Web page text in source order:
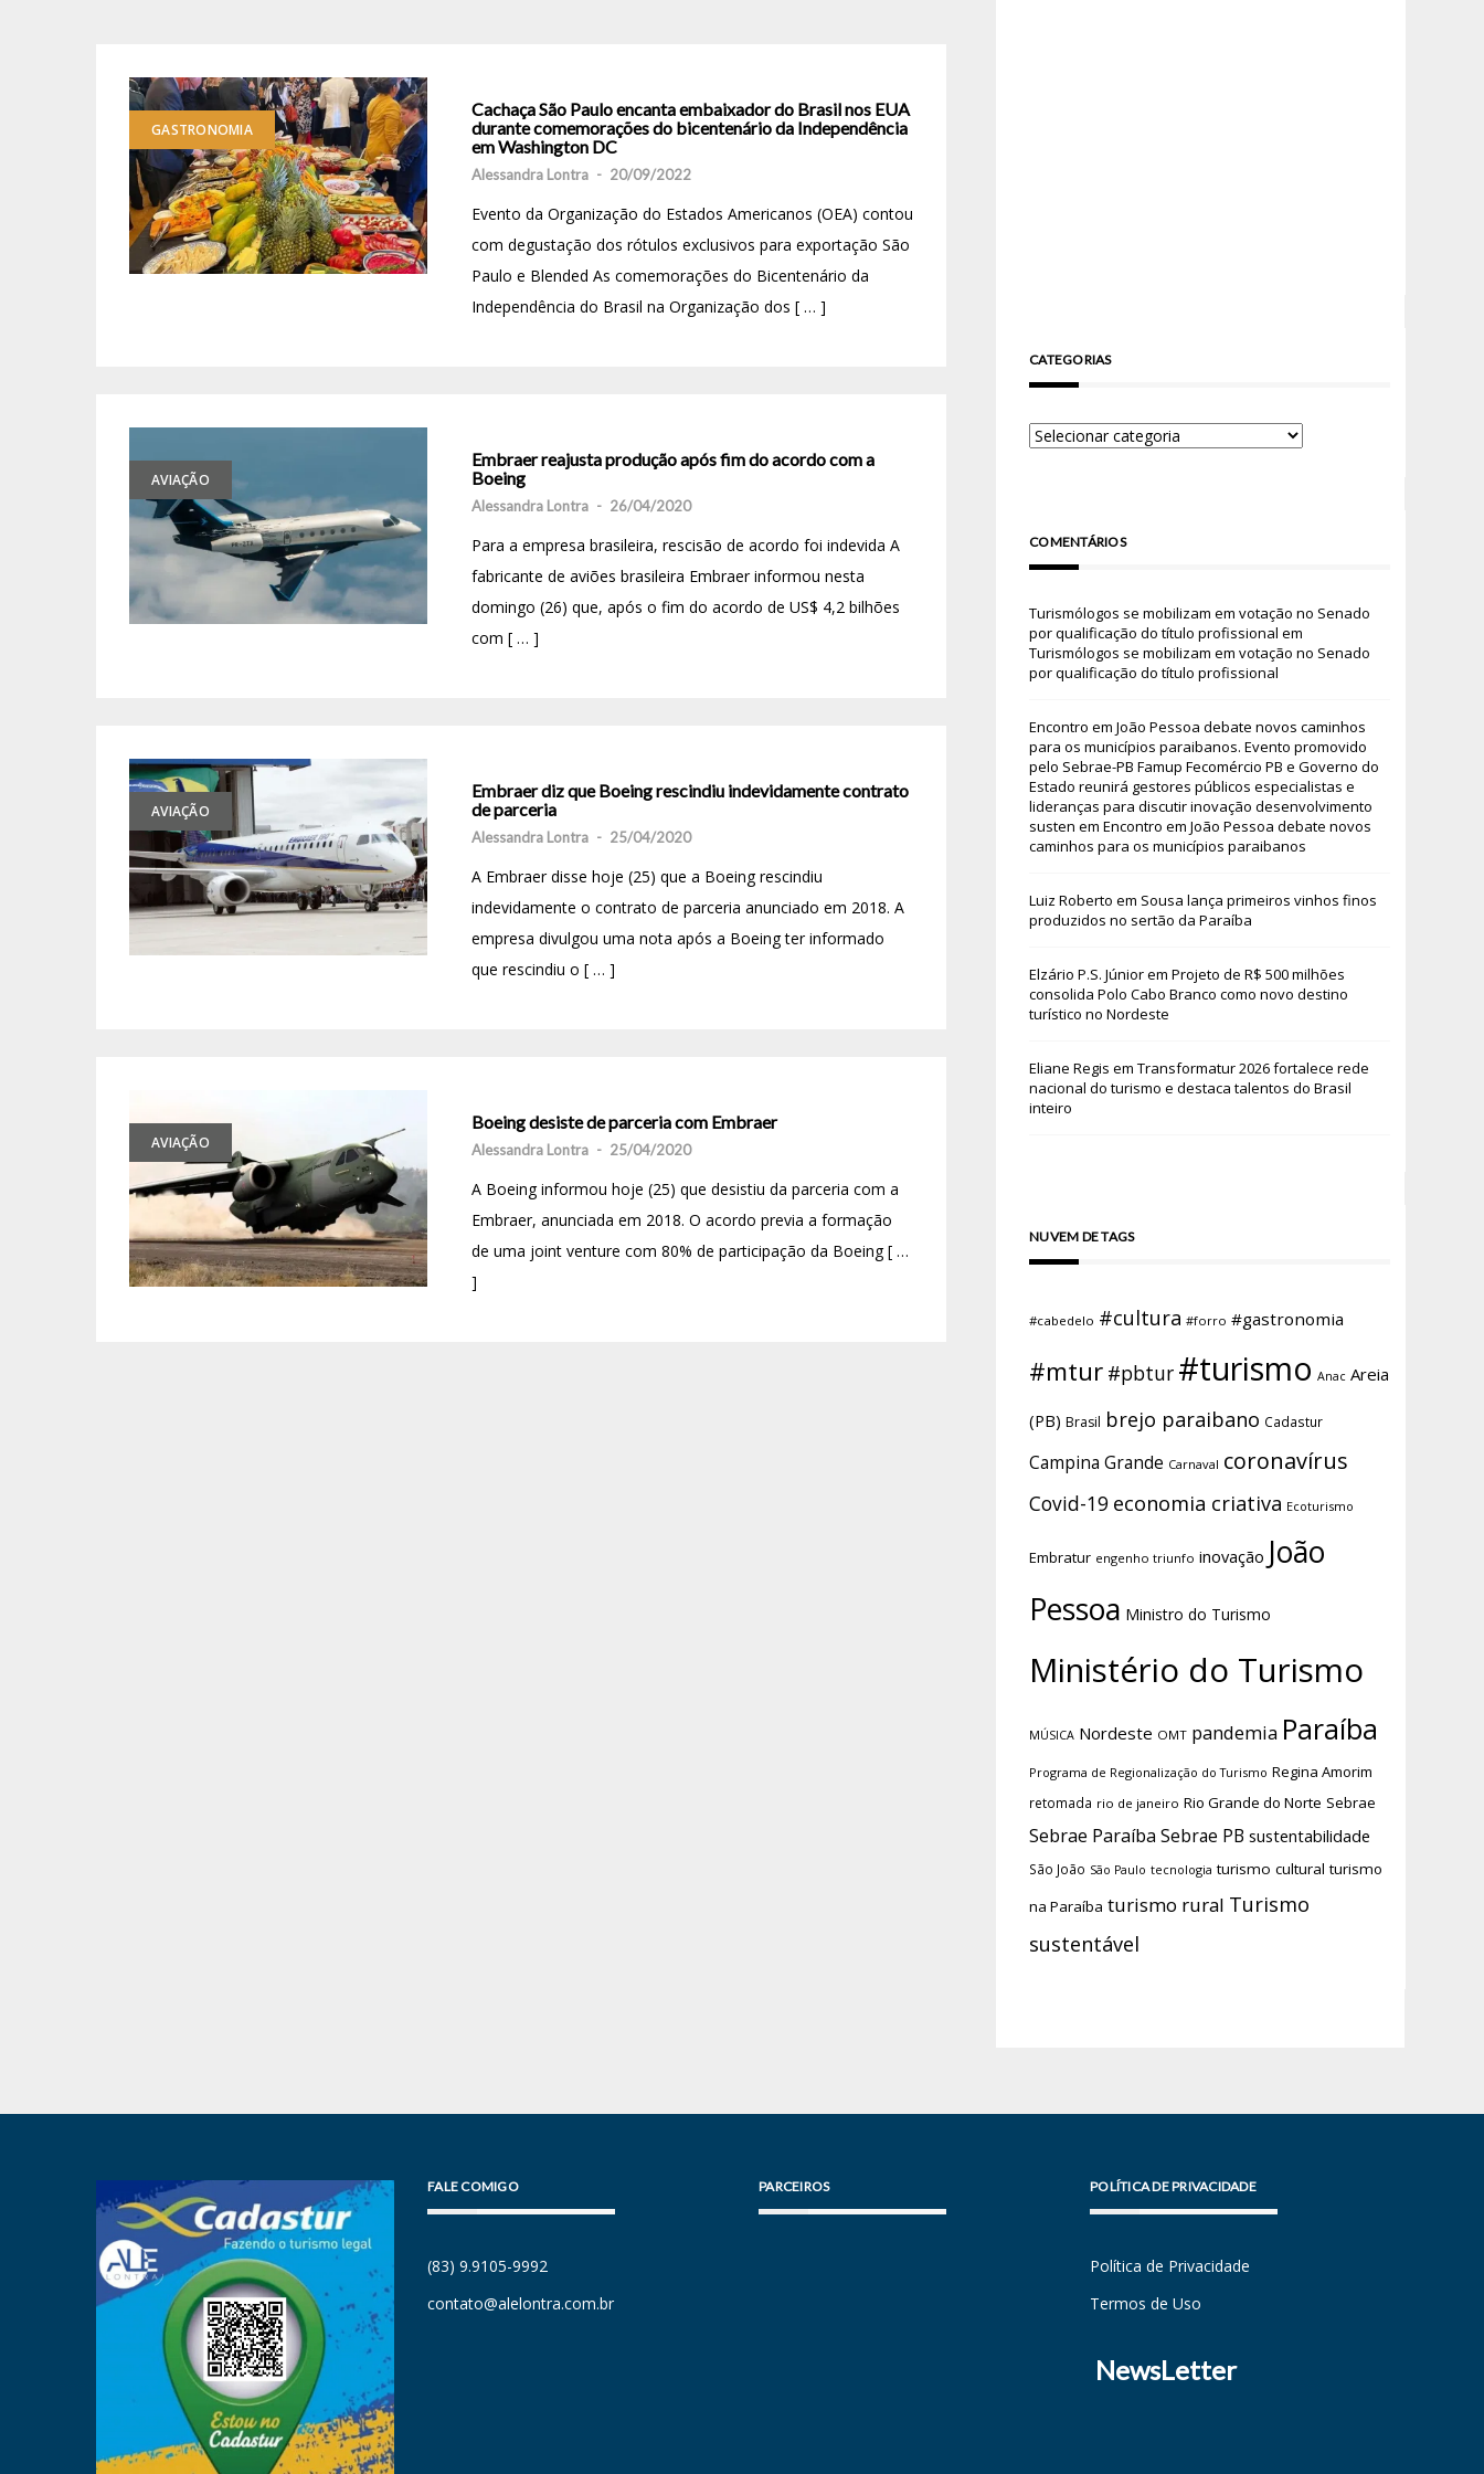
GASTRONOMIA
Cachaça São Paulo encanta embaixador do Brasil nos EUA
durante comemorações do bicentenário da Independência
em Washington DC
Alessandra Lontra - 20/09/2022
Evento da Organização do Estados Americanos (OEA) contou
com degustação dos rótulos exclusivos para exportação São
Paulo e Blended As comemorações do Bicentenário da
Independência do Brasil na Organização dos [ … ]
AVIAÇÃO
Embraer reajusta produção após fim do acordo com a
Boeing
Alessandra Lontra - 26/04/2020
Para a empresa brasileira, rescisão de acordo foi indevida A
fabricante de aviões brasileira Embraer informou nesta
domingo (26) que, após o fim do acordo de US$ 4,2 bilhões
com [ … ]
AVIAÇÃO
Embraer diz que Boeing rescindiu indevidamente contrato
de parceria
Alessandra Lontra - 25/04/2020
A Embraer disse hoje (25) que a Boeing rescindiu
indevidamente o contrato de parceria anunciado em 2018. A
empresa divulgou uma nota após a Boeing ter informado
que rescindiu o [ … ]
AVIAÇÃO
Boeing desiste de parceria com Embraer
Alessandra Lontra - 25/04/2020
A Boeing informou hoje (25) que desistiu da parceria com a
Embraer, anunciada em 2018. O acordo previa a formação
de uma joint venture com 80% de participação da Boeing [ …
]
CATEGORIAS
COMENTÁRIOS
Turismólogos se mobilizam em votação no Senado
por qualificação do título profissional em
Turismólogos se mobilizam em votação no Senado
por qualificação do título profissional
Encontro em João Pessoa debate novos caminhos
para os municípios paraibanos. Evento promovido
pelo Sebrae-PB Famup Fecomércio PB e Governo do
Estado reunirá gestores públicos especialistas e
lideranças para discutir inovação desenvolvimento
susten em Encontro em João Pessoa debate novos
caminhos para os municípios paraibanos
Luiz Roberto em Sousa lança primeiros vinhos finos
produzidos no sertão da Paraíba
Elzário P.S. Júniorem Projeto de R$ 500 milhões
consolida Polo Cabo Branco como novo destino
turístico no Nordeste
Eliane Regis em Transformatur 2026 fortalece rede
nacional do turismo e destaca talentos do Brasil
inteiro
NUVEM DE TAGS
#cabedelo #cultura #forro #gastronomia
#mtur #pbtur #turismo Anac Areia
(PB) Brasil brejo paraibano Cadastur
Campina Grande Carnaval coronavírus
Covid-19 economia criativa Ecoturismo
Embratur engenho triunfo inovação João
Pessoa Ministro do Turismo
Ministério do Turismo
MÚSICA Nordeste OMT pandemia Paraíba
Programa de Regionalização do Turismo Regina Amorim
retomada rio de janeiro Rio Grande do Norte Sebrae
Sebrae Paraíba Sebrae PB sustentabilidade
São João São Paulo tecnologia turismo cultural turismo
na Paraíba turismo rural Turismo
sustentável
FALE COMIGO
(83) 9.9105-9992
contato@alelontra.com.br
PARCEIROS POLÍTICA DE PRIVACIDADE
Política de Privacidade
Termos de Uso
NewsLetter